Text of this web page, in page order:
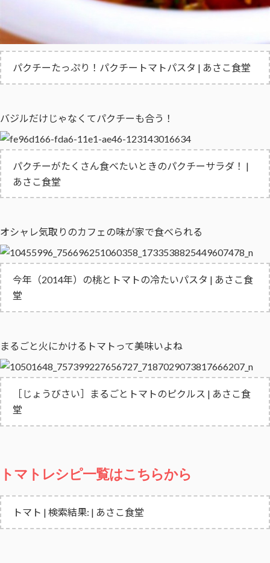
パクチーたっぷり！パクチートマトパスタ | あさこ食堂
バジルだけじゃなくてパクチーも合う！
パクチーがたくさん食べたいときのパクチーサラダ！ |
あさこ食堂
オシャレ気取りのカフェの味が家で食べられる
今年（2014年）の桃とトマトの冷たいパスタ | あさこ食
堂
まるごと火にかけるトマトって美味いよね
［じょうびさい］まるごとトマトのピクルス | あさこ食
堂
トマトレシピ一覧はこちらから
トマト | 検索結果: | あさこ食堂